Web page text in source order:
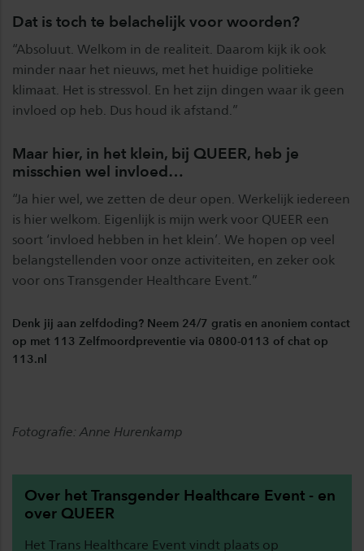
Dat is toch te belachelijk voor woorden?
“Absoluut. Welkom in de realiteit. Daarom kijk ik ook
minder naar het nieuws, met het huidige politieke
klimaat. Het is stressvol. En het zijn dingen waar ik geen
invloed op heb. Dus houd ik afstand.”
Maar hier, in het klein, bij QUEER, heb je
misschien wel invloed…
“Ja hier wel, we zetten de deur open. Werkelijk iedereen
is hier welkom. Eigenlijk is mijn werk voor QUEER een
soort ‘invloed hebben in het klein’. We hopen op veel
belangstellenden voor onze activiteiten, en zeker ook
voor ons Transgender Healthcare Event.”
Denk jij aan zelfdoding? Neem 24/7 gratis en anoniem contact
op met 113 Zelfmoordpreventie via 0800-0113 of chat op
113.nl
Fotografie: Anne Hurenkamp
Over het Transgender Healthcare Event - en
over QUEER
Het Trans Healthcare Event vindt plaats op